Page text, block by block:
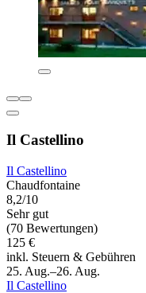
Il Castellino
Il Castellino
Chaudfontaine
8,2/10
Sehr gut
(70 Bewertungen)
125 €
inkl. Steuern & Gebühren
25. Aug.–26. Aug.
Il Castellino